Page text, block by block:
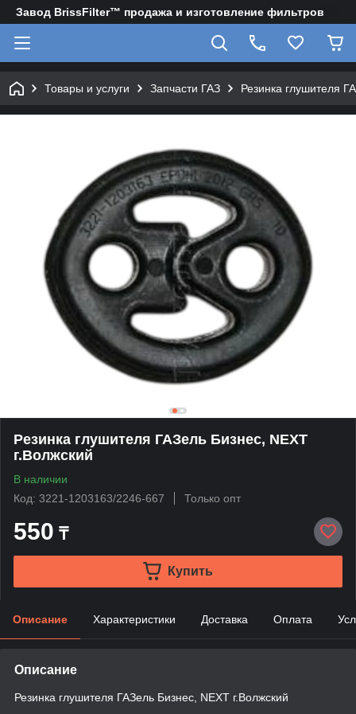
Завод BrissFilter™ продажа и изготовление фильтров
Товары и услуги Запчасти ГАЗ Резинка глушителя
Резинка глушителя ГАЗель Бизнес, NEXT
г.Волжский
В наличии
Код: 3221-1203163/2246-667
Только опт
550 ₸
Купить
Описание Характеристики Доставка Оплата
Описание
Резинка глушителя ГАЗель Бизнес, NEXT г.Волжский